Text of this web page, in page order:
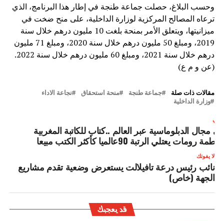
وحسب البلاغ، حصلت جماعة طنجة في إطار هذا البرنامج، الذي
ترعاه المصالح المركزية لوزارة الداخلية، على منح ضخت في
ميزانيتها، ويتعلق الأمر بمنحة بلغت 10 مليون درهم خلال سنة
2019، ومبلغ 50 مليون درهم خلال سنة 2020، ومبلغ 71 مليون
درهم خلال سنة 2021، ومبلغ 60 مليون درهم خلال سنة 2022.
(عن و م ع)
مقالات ذات صلة جماعة طنجة منحة استحقاق
نجاعة الاداء
وزارة الداخلية
مجال الدبلوماسية عبر العالم ..كتاب للكاتبة المغربية
رومات يعتلي الرتبة 90عالميا كأكثر الكتب مبيعا
لا يفوتك
نائب رئيس درعة تافيلالت يستعرض وضعية تقدم مشاريع
الجهة (خاص)
قد يعجبك